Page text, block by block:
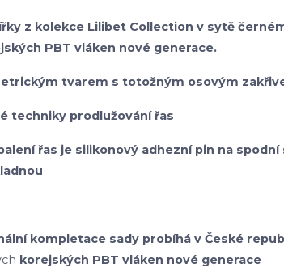
z kolekce Lilibet Collection v sytě
PBT vláken nové generace.
tvarem s totožným osovým
techniky prodlužování řas
řas je silikonový adhezní pin na
kompletace sady probíhá v České
korejských PBT vláken nové generace